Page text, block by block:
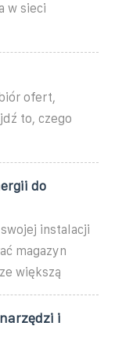
w sieci
ofert,
to, czego
do
instalacji
magazyn
większą
i